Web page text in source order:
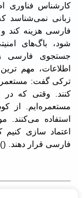
کارشناس فناوری
زبانی نمی‌شناسد
فارسی هزینه کند
شود، باگ‌های
جستجوی فارسی
اطلاعات، مهم
ترکی گفت:
کنند. وقتی که در
مستعمره‌ایم. از
استفاده می‌کنند.
اعتماد سازی
فارسی قرار دهند. ()